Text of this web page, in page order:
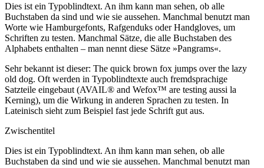
Dies ist ein Typoblindtext. An ihm kann man sehen, ob alle
Buchstaben da sind und wie sie aussehen. Manchmal benutzt man
Worte wie Hamburgefonts, Rafgenduks oder Handgloves, um
Schriften zu testen. Manchmal Sätze, die alle Buchstaben des
Alphabets enthalten – man nennt diese Sätze »Pangrams«.
Sehr bekannt ist dieser: The quick brown fox jumps over the lazy
old dog. Oft werden in Typoblindtexte auch fremdsprachige
Satzteile eingebaut (AVAIL® and Wefox™ are testing aussi la
Kerning), um die Wirkung in anderen Sprachen zu testen. In
Lateinisch sieht zum Beispiel fast jede Schrift gut aus.
Zwischentitel
Dies ist ein Typoblindtext. An ihm kann man sehen, ob alle
Buchstaben da sind und wie sie aussehen. Manchmal benutzt man